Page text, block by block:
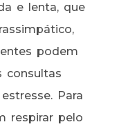
e lenta, que
podem
consultas
Para
respirar pelo